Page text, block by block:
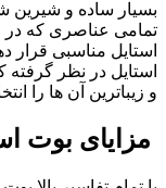
تمامی عناصری که
استایل مناسبی قرار
استایل در نظر گرفته
و زیباترین آن ها را
مزایای بوت